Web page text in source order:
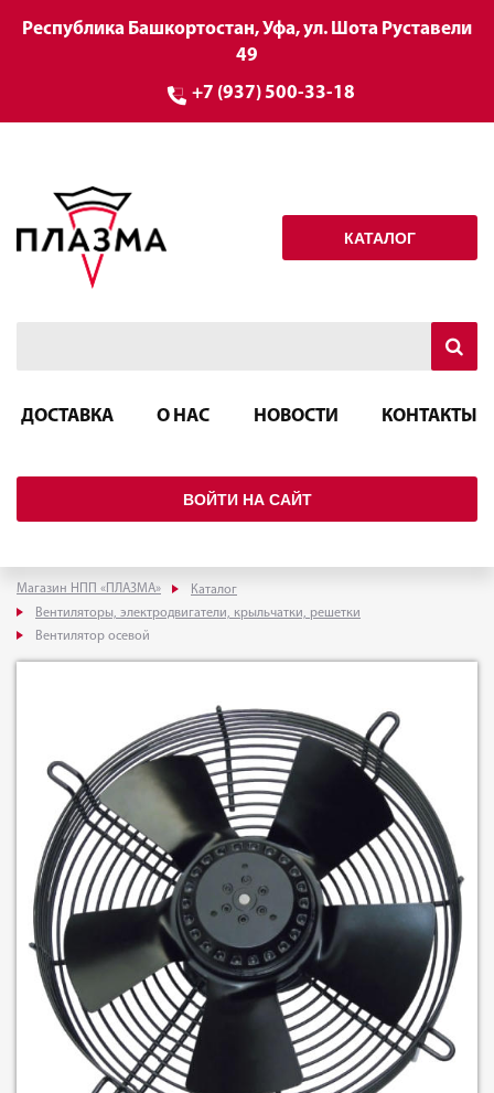
Республика Башкортостан, Уфа, ул. Шота Руставели
49
+7 (937) 500-33-18
КАТАЛОГ
ДОСТАВКА О НАС НОВОСТИ КОНТАКТЫ
ВОЙТИ НА САЙТ
Магазин НПП «ПЛАЗМА»
Каталог
Вентиляторы, электродвигатели, крыльчатки, решетки
Вентилятор осевой